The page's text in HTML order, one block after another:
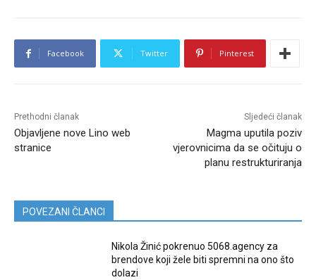
Facebook Twitter Pinterest
Prethodni članak
Objavljene nove Lino web
stranice
Sljedeći članak
Magma uputila poziv
vjerovnicima da se očituju o
planu restrukturiranja
POVEZANI ČLANCI
Nikola Žinić pokrenuo 5068.agency za
brendove koji žele biti spremni na ono što
dolazi